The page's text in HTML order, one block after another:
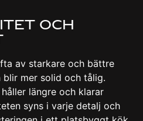
Och
av starkare och bättre
blir mer solid och tålig.
längre och klarar
syns i varje detalj och